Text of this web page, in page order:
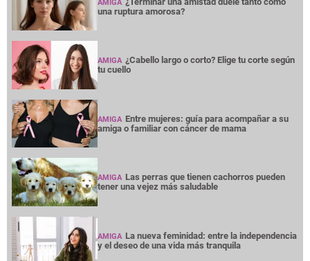
AMIGA
una ruptura amorosa?
AMIGA ¿Cabello largo o corto? Elige tu corte según
tu cuello
AMIGA Entre mujeres: guía para acompañar a su
amiga o familiar con cáncer de mama
AMIGA Las perras que tienen cachorros pueden
tener una vejez más saludable
AMIGA La nueva feminidad: entre la independencia
y el deseo de una vida más tranquila